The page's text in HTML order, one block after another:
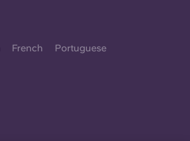
French Portuguese